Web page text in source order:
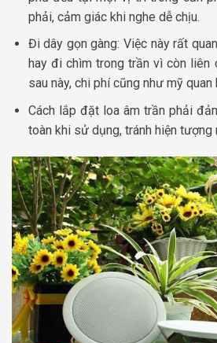
phải, cảm giác khi nghe dễ chịu.
Đi dây gọn gàng: Việc này rất
hay đi chìm trong trần vì còn liên
sau này, chi phí cũng như mỹ quan
Cách lắp đặt loa âm trần phải
toàn khi sử dụng, tránh hiện tượng